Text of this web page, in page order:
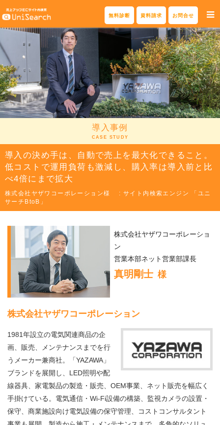
Skip
to
content
無料診断 資料請求 お問合せ
導入事例
CASE STUDY
導入の決め手は、自動で売上を最大化できること。
低コストで運用負荷も激減し、購入率は導入前と比
べ4倍にまで拡大
株式会社ヤザワコーポレーション様 : サイト内検索エンジン 「ユニ
サーチBtoB」
株式会社ヤザワコーポレーショ
ン
営業本部ネット営業部課長
真明剛士 様
株式会社ヤザワコーポレーション
1981年設立の電気関連商品の企
画、販売、メンテナンスまでを行
うメーカー兼商社。「YAZAWA」
ブランドを展開し、LED照明や配
線器具、家電製品の製造・販売、OEM事業、ネット販売を幅広く
手掛けている。電気通信・Wi-Fi設備の構築、監視カメラの設置・
保守、商業施設向け電気設備の保守管理、コストコンサルタント